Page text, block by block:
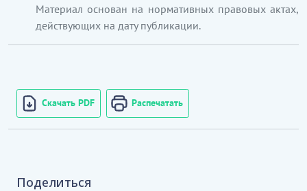
Материал основан на нормативных правовых актах,
действующих на дату публикации.
Скачать PDF Распечатать
Поделиться